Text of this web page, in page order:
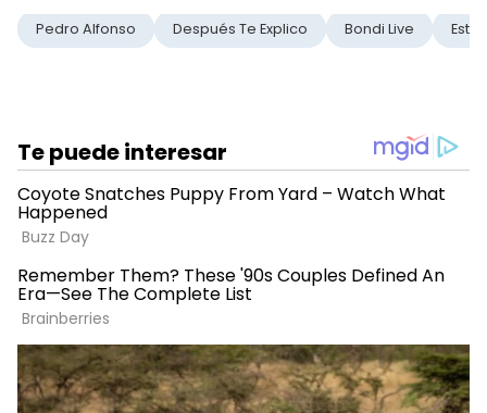
Pedro Alfonso Después Te Explico Bondi Live